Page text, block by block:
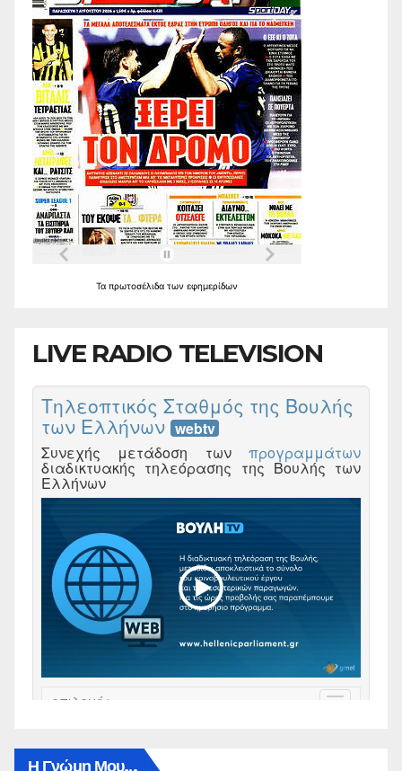
Τα πρωτοσέλιδα των εφημερίδων
LIVE RADIO TELEVISION
Η Γνώμη Μου…